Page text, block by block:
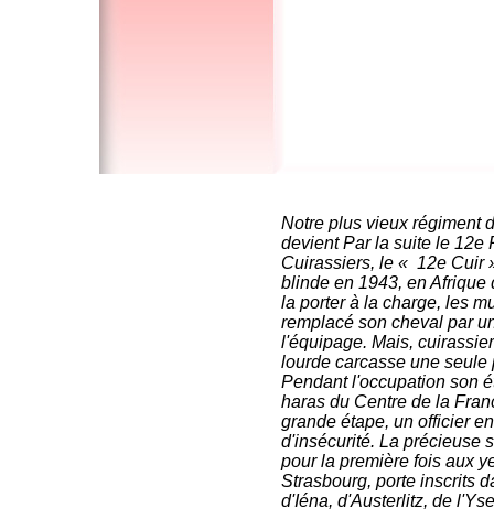
Notre plus vieux régiment
devient Par la suite le 12e
Cuirassiers, le « 12e Cuir
blinde en 1943, en Afrique
la porter à la charge, les
remplacé son cheval par
l'équipage. Mais,
lourde carcasse une seule
Pendant l'occupation son
haras du Centre de la
grande étape, un officier
d'insécurité. La précieuse
pour la première fois aux
Strasbourg, porte inscrits
d'Iéna, d'Austerlitz, de